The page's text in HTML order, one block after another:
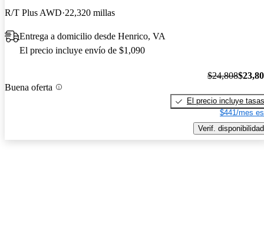
R/T Plus AWD 22,320 millas
Entrega a domicilio desde Henrico, VA
El precio incluye envío de $1,090
Buena oferta
$24,808
El precio incluye tasas
$441/mes
Verif. disponibilidad